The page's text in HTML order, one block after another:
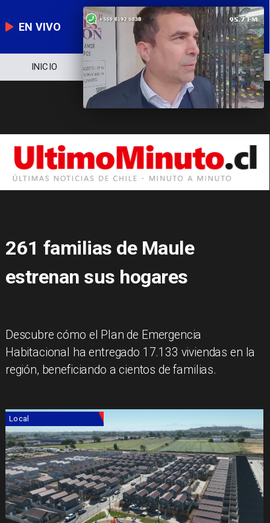
EN VIVO
NOTICIERO POLÍTICA ECONOMÍA
261 familias de Maule
estrenan sus hogares
Descubre cómo el Plan de Emergencia
Habitacional ha entregado 17.133 viviendas en la
región, beneficiando a cientos de familias.
Local